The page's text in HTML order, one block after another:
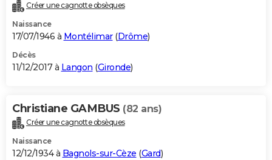
Créer une cagnotte obsèques
Naissance
17/07/1946 à Montélimar(Drôme)
Décès
11/12/2017 à Langon (Gironde)
Christiane GAMBUS (82 ans)
Créer une cagnotte obsèques
Naissance
12/12/1934 à Bagnols-sur-Cèze (Gard)